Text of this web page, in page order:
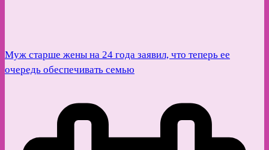
Муж старше жены на 24 года заявил, что теперь ее
очередь обеспечивать семью